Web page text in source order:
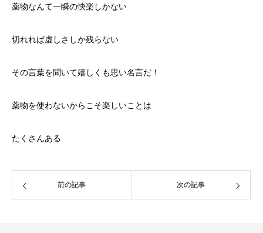
薬物なんて一瞬の快楽しかない
切れれば虚しさしか残らない
その言葉を聞いて嬉しくも思い名言だ！
薬物を使わないからこそ楽しいことは
たくさんある
前の記事 次の記事